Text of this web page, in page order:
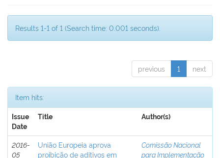
Results 1-1 of 1 (Search time: 0.001 seconds).
previous 1 next
Item hits:
Issue
Date
Title Author(s)
2016-
05
União Europeia aprova
proibição de aditivos em
Comissão Nacional
para Implementação